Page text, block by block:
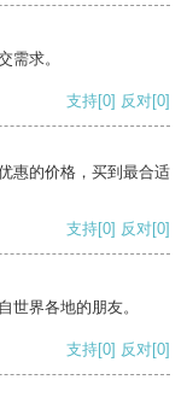
需求。
支持[0] 反对[0]
惠的价格，买到最合适
支持[0] 反对[0]
世界各地的朋友。
支持[0] 反对[0]